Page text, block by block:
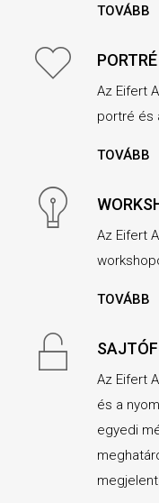
TOVÁBB
Az Eifert
portré és
TOVÁBB
Az Eifert
TOVÁBB
Az Eifert
és a
egyedi